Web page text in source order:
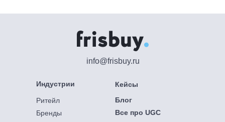
info@frisbuy.ru
Блог
Кейсы
Индустрии
Ритейл
Бренды
Все про UGC